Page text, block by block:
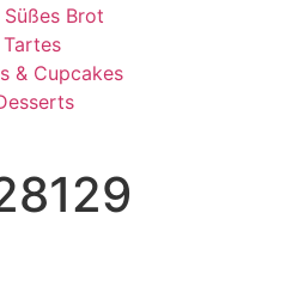
Brot
Tartes
& Cupcakes